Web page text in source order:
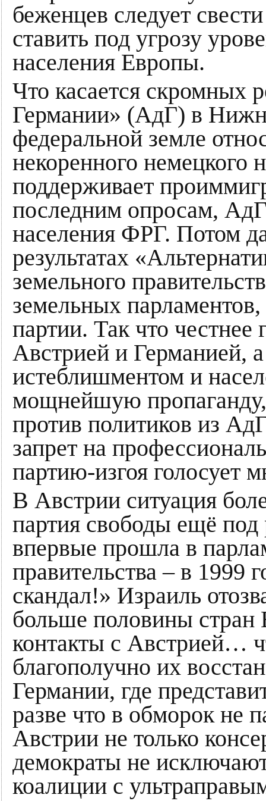
беженцев следует
ставить под угрозу
населения Европы.
Что касается скромных
Германии» (АдГ) в
федеральной земле
некоренного немецкого
поддерживает
последним опросам,
населения ФРГ. Потом
результатах
земельного
земельных парламентов,
партии. Так что
Австрией и Германией,
истеблишментом и
мощнейшую
против политиков из
запрет на
партию-изгоя голосует
В Австрии ситуация
партия свободы ещё
впервые прошла в
правительства – в 1999
скандал!» Израиль
больше половины стран
контакты с Австрией…
благополучно их
Германии, где
разве что в обморок не
Австрии не только
демократы не
коалиции с